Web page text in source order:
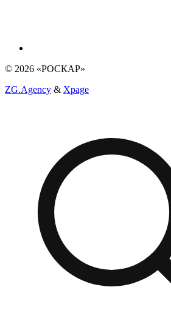
© 2026 «РОСКАР»
ZG.Agency & Xpage